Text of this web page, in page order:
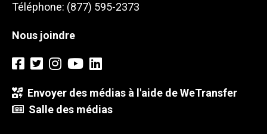
Téléphone: (877) 595-2373
Nous joindre
Envoyer des médias à l'aide de WeTransfer
Salle des médias